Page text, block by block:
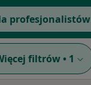
profesjonalistów
filtrów • 1